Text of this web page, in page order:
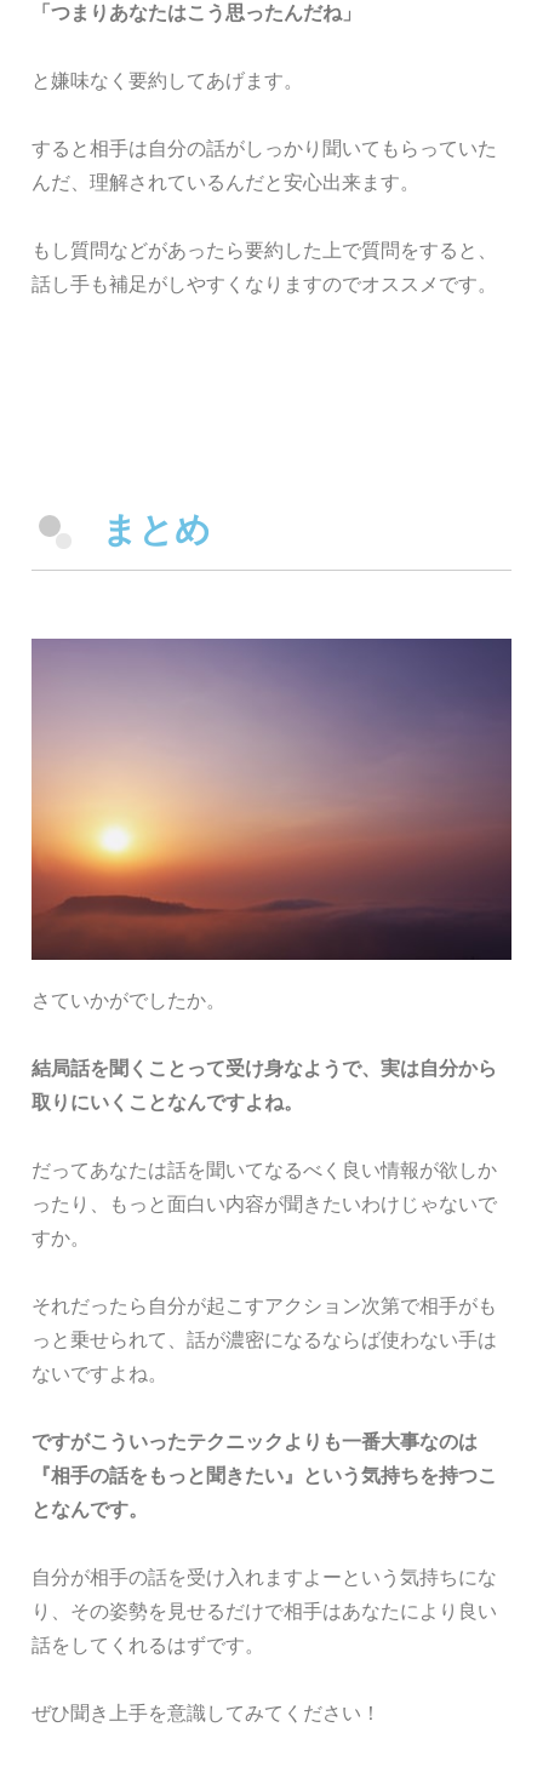
「つまりあなたはこう思ったんだね」
と嫌味なく要約してあげます。
すると相手は自分の話がしっかり聞いてもらっていた
んだ、理解されているんだと安心出来ます。
もし質問などがあったら要約した上で質問をすると、
話し手も補足がしやすくなりますのでオススメです。
まとめ
さていかがでしたか。
結局話を聞くことって受け身なようで、実は自分から
取りにいくことなんですよね。
だってあなたは話を聞いてなるべく良い情報が欲しか
ったり、もっと面白い内容が聞きたいわけじゃないで
すか。
それだったら自分が起こすアクション次第で相手がも
っと乗せられて、話が濃密になるならば使わない手は
ないですよね。
ですがこういったテクニックよりも一番大事なのは
『相手の話をもっと聞きたい』という気持ちを持つこ
となんです。
自分が相手の話を受け入れますよーという気持ちにな
り、その姿勢を見せるだけで相手はあなたにより良い
話をしてくれるはずです。
ぜひ聞き上手を意識してみてください！